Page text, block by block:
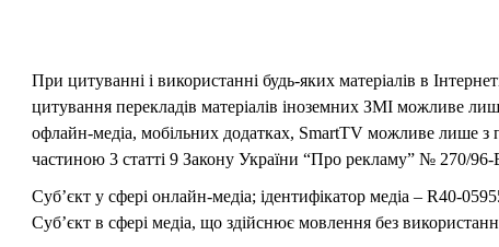
При цитуванні і використанні будь-яких матеріалів в
цитування перекладів матеріалів іноземних ЗМІ можливе
офлайн-медіа, мобільних додатках, SmartTV можливе лише з
частиною 3 статті 9 Закону України “Про рекламу” № 270/
Суб’єкт у сфері онлайн-медіа; ідентифікатор медіа – R40-
Суб’єкт в сфері медіа, що здійснює мовлення без